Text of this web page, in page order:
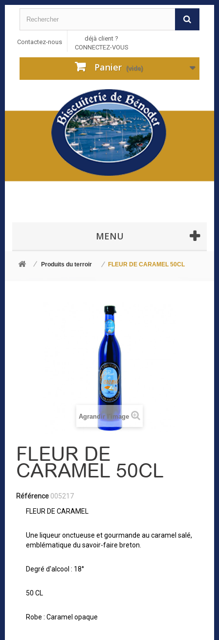
Contactez-nous
déjà client ?
CONNECTEZ-VOUS
Panier (vide)
MENU
Produits du terroir FLEUR DE CARAMEL 50CL
Agrandir l'image
FLEUR DE
CARAMEL 50CL
Référence 005217
FLEUR DE CARAMEL
Une liqueur onctueuse et gourmande au caramel salé,
emblématique du savoir-faire breton.
Degré d'alcool : 18°
50 CL
Robe : Caramel opaque